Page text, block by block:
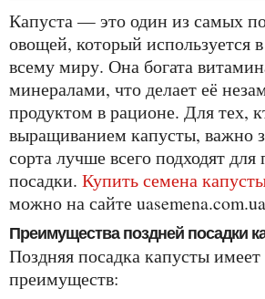
Капуста — это один из самых популярных
овощей, который используется
всему миру. Она богата
минералами, что делает её
продуктом в рационе. Для тех,
выращиванием капусты, важно
сорта лучше всего подходят для
посадки. Купить семена
можно на сайте
Преимущества поздней посадки
Поздняя посадка капусты имеет несколько
преимуществ: